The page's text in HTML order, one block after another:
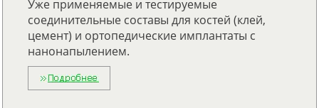
Уже применяемые и тестируемые
соединительные составы для костей (клей,
цемент) и ортопедические имплантаты с
нанонапылением.